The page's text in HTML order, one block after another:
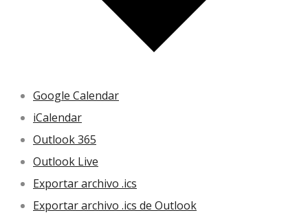
Google Calendar
iCalendar
Outlook 365
Outlook Live
Exportar archivo .ics
Exportar archivo .ics de Outlook